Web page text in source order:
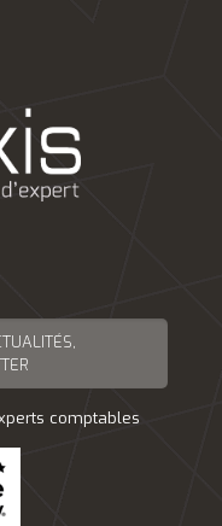
comptables